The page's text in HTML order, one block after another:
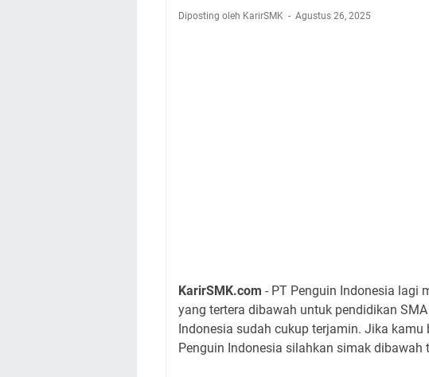
Diposting oleh KarirSMK Agustus 26, 2025
KarirSMK.com - PT Penguin Indonesia lagi
yang tertera dibawah untuk pendidikan
Indonesia sudah cukup terjamin. Jika
Penguin Indonesia silahkan simak